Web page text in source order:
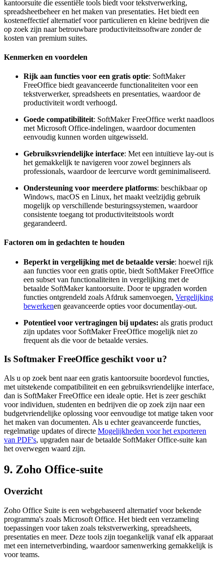
kantoorsuite die essentiële tools biedt voor tekstverwerking,
spreadsheetbeheer en het maken van presentaties. Het biedt een
kosteneffectief alternatief voor particulieren en kleine bedrijven die
op zoek zijn naar betrouwbare productiviteitssoftware zonder de
kosten van premium suites.
Kenmerken en voordelen
Rijk aan functies voor een gratis optie: SoftMaker
FreeOffice biedt geavanceerde functionaliteiten voor een
tekstverwerker, spreadsheets en presentaties, waardoor de
productiviteit wordt verhoogd.
Goede compatibiliteit: SoftMaker FreeOffice werkt naadloos
met Microsoft Office-indelingen, waardoor documenten
eenvoudig kunnen worden uitgewisseld.
Gebruiksvriendelijke interface: Met een intuïtieve lay-out is
het gemakkelijk te navigeren voor zowel beginners als
professionals, waardoor de leercurve wordt geminimaliseerd.
Ondersteuning voor meerdere platforms: beschikbaar op
Windows, macOS en Linux, het maakt veelzijdig gebruik
mogelijk op verschillende besturingssystemen, waardoor
consistente toegang tot productiviteitstools wordt
gegarandeerd.
Factoren om in gedachten te houden
Beperkt in vergelijking met de betaalde versie: hoewel rijk
aan functies voor een gratis optie, biedt SoftMaker FreeOffice
een subset van functionaliteiten in vergelijking met de
betaalde SoftMaker kantoorsuite. Door te upgraden worden
functies ontgrendeld zoals Afdruk samenvoegen, Vergelijking
bewerkenen geavanceerde opties voor documentlay-out.
Potentieel voor vertragingen bij updates: als gratis product
zijn updates voor SoftMaker FreeOffice mogelijk niet zo
frequent als die voor de betaalde versies.
Is Softmaker FreeOffice geschikt voor u?
Als u op zoek bent naar een gratis kantoorsuite boordevol functies,
met uitstekende compatibiliteit en een gebruiksvriendelijke interface,
dan is SoftMaker FreeOffice een ideale optie. Het is zeer geschikt
voor individuen, studenten en bedrijven die op zoek zijn naar een
budgetvriendelijke oplossing voor eenvoudige tot matige taken voor
het maken van documenten. Als u echter geavanceerde functies,
regelmatige updates of directe Mogelijkheden voor het exporteren
van PDF's, upgraden naar de betaalde SoftMaker Office-suite kan
het overwegen waard zijn.
9. Zoho Office-suite
Overzicht
Zoho Office Suite is een webgebaseerd alternatief voor bekende
programma's zoals Microsoft Office. Het biedt een verzameling
toepassingen voor taken zoals tekstverwerking, spreadsheets,
presentaties en meer. Deze tools zijn toegankelijk vanaf elk apparaat
met een internetverbinding, waardoor samenwerking gemakkelijk is
voor teams.